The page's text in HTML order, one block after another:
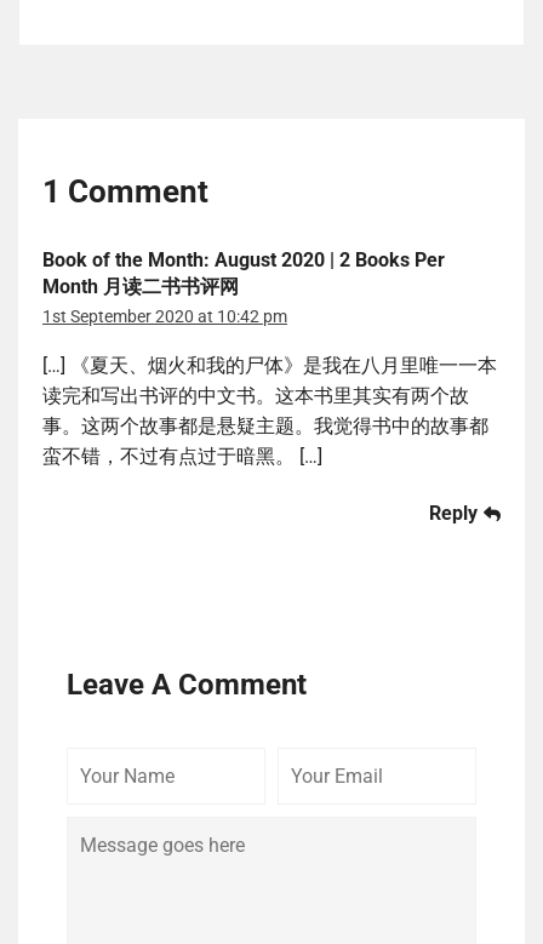
1 Comment
Book of the Month: August 2020 | 2 Books Per
Month 月读二书书评网
1st September 2020 at 10:42 pm
[…] 《夏天、烟火和我的尸体》是我在八月里唯一一本
读完和写出书评的中文书。这本书里其实有两个故
事。这两个故事都是悬疑主题。我觉得书中的故事都
蛮不错，不过有点过于暗黑。 […]
Reply
Leave A Comment